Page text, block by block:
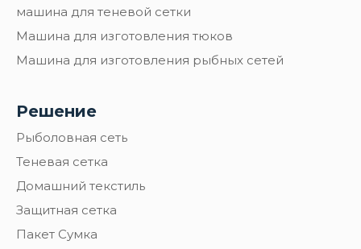
машина для теневой сетки
Машина для изготовления тюков
Машина для изготовления рыбных сетей
Решение
Рыболовная сеть
Теневая сетка
Домашний текстиль
Защитная сетка
Пакет Сумка